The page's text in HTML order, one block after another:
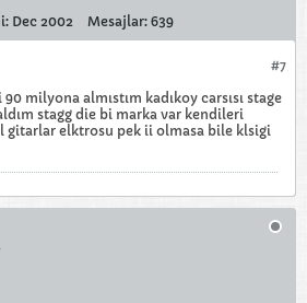
Dec 2002 Mesajlar: 639
#7
milyona almıstım kadıkoy carsısı stage
stagg die bi marka var kendileri
gitarlar elktrosu pek ii olmasa bile klsigi